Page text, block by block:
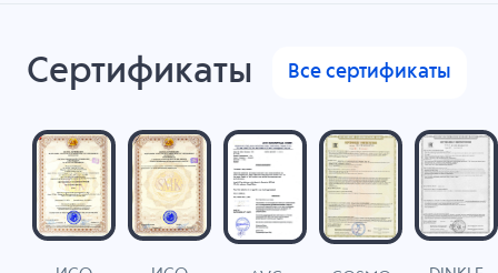
Сертификаты Все сертификаты